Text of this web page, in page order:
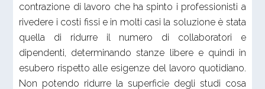
contrazione di lavoro che ha spinto i professionisti a
rivedere i costi fissi e in molti casi la soluzione è stata
quella di ridurre il numero di collaboratori e
dipendenti, determinando stanze libere e quindi in
esubero rispetto alle esigenze del lavoro quotidiano.
Non potendo ridurre la superficie degli studi cosa